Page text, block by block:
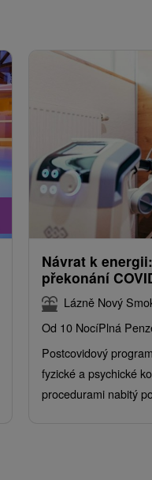
Návrat k
překonání
Lázně Nový
Od 10 NocíPlná
Postcovidový
fyzické a psychické
procedurami nabitý